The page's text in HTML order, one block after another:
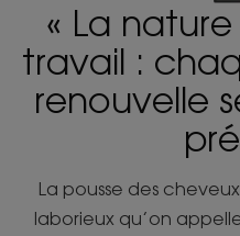
« La
travail :
renouvelle
La pousse des
laborieux qu’on